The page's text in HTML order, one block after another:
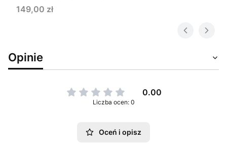
Cena
149,00 zł
Opinie
0.00
Liczba ocen: 0
Oceń i opisz